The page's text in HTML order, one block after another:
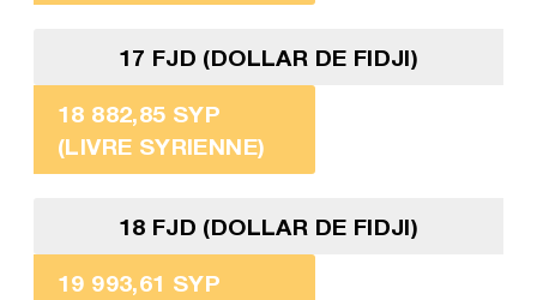
17 FJD (DOLLAR DE FIDJI)
18 882,85 SYP
(LIVRE SYRIENNE)
18 FJD (DOLLAR DE FIDJI)
19 993,61 SYP